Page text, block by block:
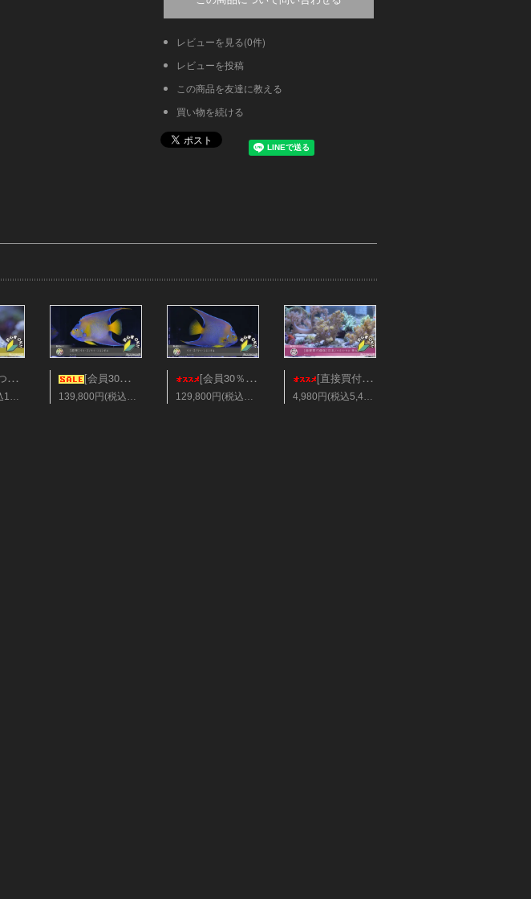
レビューを見る(0件)
レビューを投稿
この商品を友達に教える
買い物を続ける
[長期在庫につき会員25%オフ][レア]美ハードチューブ オレンジレッド Sサイズ
14,600円(税込16,060円)
[会員30％オフ][超美]ベリーズ/クィーンエンゼル XLサイズ
139,800円(税込153,780円)
[会員30％オフ][超美]ベリーズ/クィーンエンゼル XLサイズ
129,800円(税込142,780円)
[直接買付個体]日本/キバナトサカ 美カラー Mサイズ
4,980円(税込5,478円)